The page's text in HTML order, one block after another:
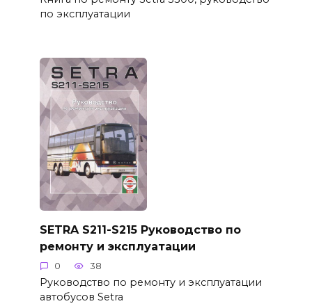
по эксплуатации
SETRA S211-S215 Руководство по
ремонту и эксплуатации
0 38
Руководство по ремонту и эксплуатации
автобусов Setra